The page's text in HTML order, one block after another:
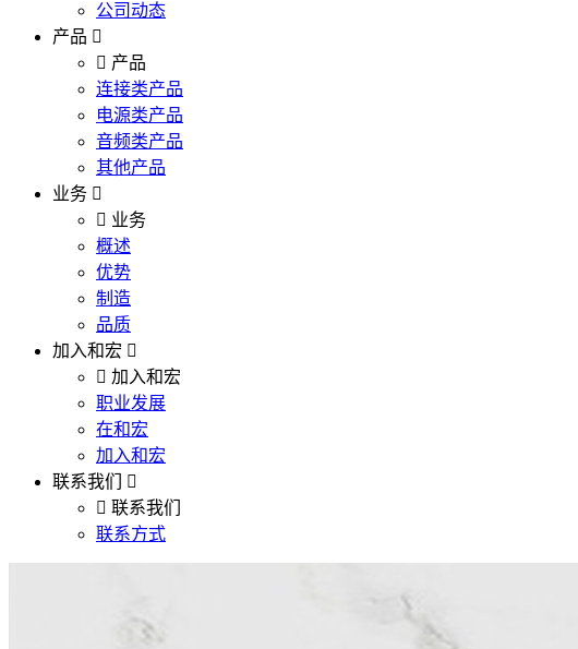
公司动态
产品
产品
连接类产品
电源类产品
音频类产品
其他产品
业务
业务
概述
优势
制造
品质
加入和宏
加入和宏
职业发展
在和宏
加入和宏
联系我们
联系我们
联系方式